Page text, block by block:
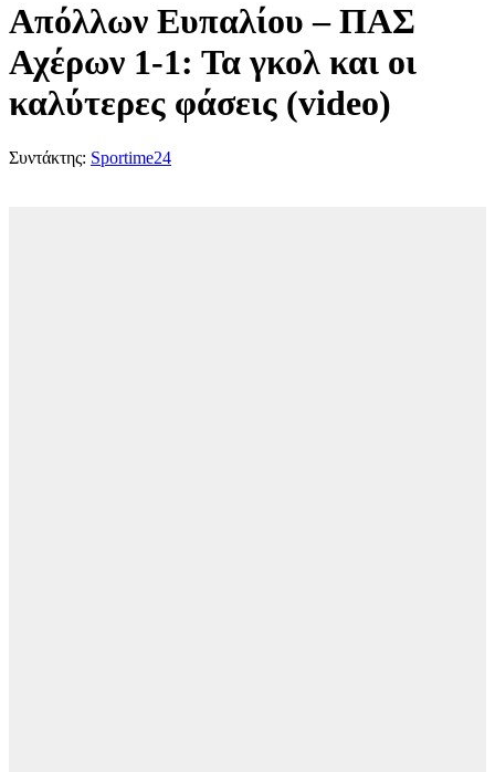
Απόλλων Ευπαλίου – ΠΑΣ
Αχέρων 1-1: Τα γκολ και οι
καλύτερες φάσεις (video)
Συντάκτης: Sportime24